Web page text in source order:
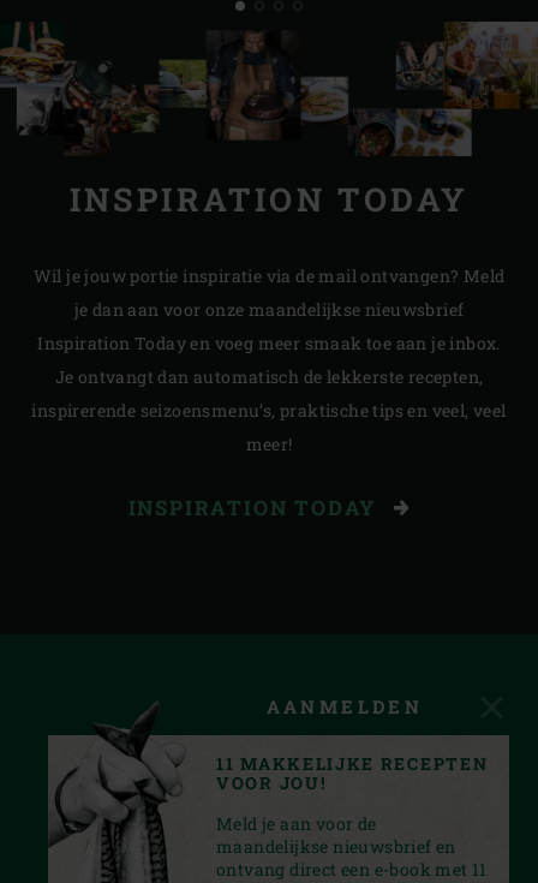
INSPIRATION TODAY
Wil je jouw portie inspiratie via de mail ontvangen? Meld
je dan aan voor onze maandelijkse nieuwsbrief
Inspiration Today en voeg meer smaak toe aan je inbox.
Je ontvangt dan automatisch de lekkerste recepten,
inspirerende seizoensmenu’s, praktische tips en veel, veel
meer!
INSPIRATION TODAY
AANMELDEN
11 MAKKELIJKE RECEPTEN
VOOR JOU!
Meld je aan voor de
maandelijkse nieuwsbrief en
ontvang direct een e-book met 11